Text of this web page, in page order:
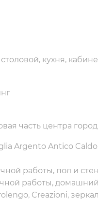
кухня,
часть центра
Argento Antico
работы, пол и
работы,
Creazioni,